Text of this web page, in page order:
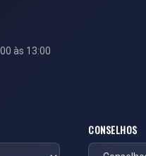
às 13:00
CONSELHOS